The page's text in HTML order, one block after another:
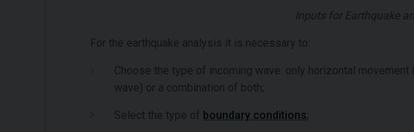
Inputs for Earthquake
For the earthquake analysis it is necessary to:
Choose the type of incoming wave: only horizontal
wave) or a combination of both;
Select the type of boundary conditions;